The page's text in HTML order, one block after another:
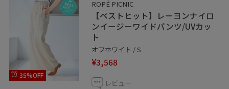
35%OFF
ROPÉ PICNIC
【ベストヒット】レーヨンナイロ
ンイージーワイドパンツ/UVカッ
ト
オフホワイト / S
¥3,568
レビュー